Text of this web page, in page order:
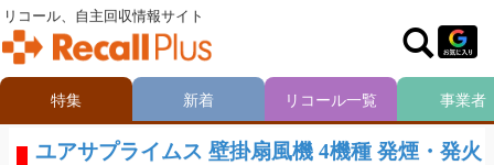
ユアサプライムス 壁掛扇風機 4機種 発煙・発火
リコール、自主回収情報サイト
特集 新着 リコール一覧 事業者